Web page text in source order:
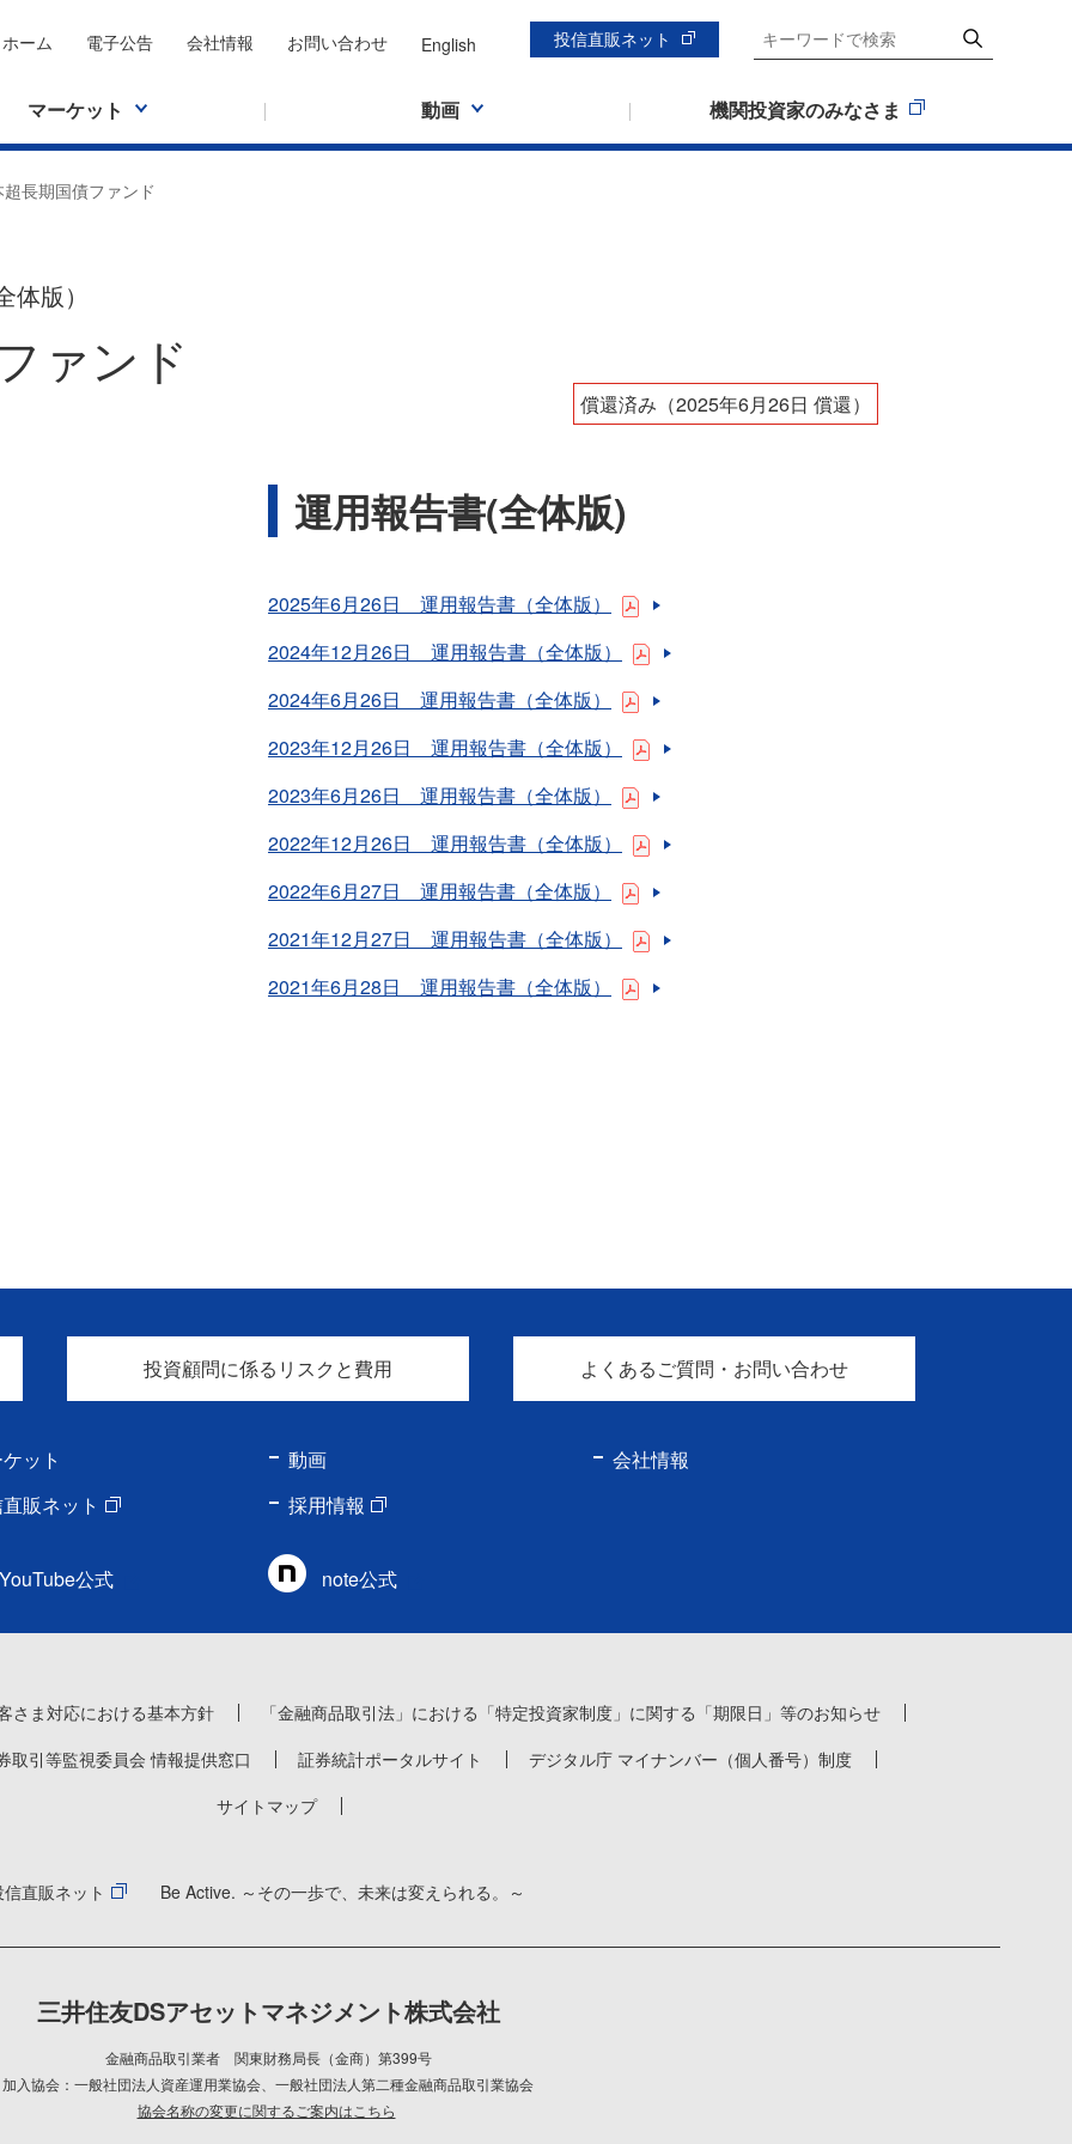
ホーム 電子公告 会社情報 お問い合わせ English 投信直販ネット
マーケット 動画 機関投資家のみなさま
超長期国債ファンド
版）
ァンド
償還済み（2025年6月26日 償還）
運用報告書(全体版)
2025年6月26日 運用報告書（全体版）
2024年12月26日 運用報告書（全体版）
2024年6月26日 運用報告書（全体版）
2023年12月26日 運用報告書（全体版）
2023年6月26日 運用報告書（全体版）
2022年12月26日 運用報告書（全体版）
2022年6月27日 運用報告書（全体版）
2021年12月27日 運用報告書（全体版）
2021年6月28日 運用報告書（全体版）
投資顧問に係るリスクと費用 よくあるご質問・お問い合わせ
ット 動画
会社情報
販ネット 採用情報
YouTube公式 note公式
さま対応における基本方針
「金融商品取引法」における「特定投資家制度」に関する「期限日」等のお知らせ
取引等監視委員会 情報提供窓口 証券統計ポータルサイト
デジタル庁 マイナンバー（個人番号）制度
サイトマップ
信直販ネット Be Active. ～その一歩で、未来は変えられる。～
三井住友DSアセットマネジメント株式会社
金融商品取引業者 関東財務局長（金商）第399号
加入協会：一般社団法人資産運用業協会
一般社団法人第二種金融商品取引業協会
協会名称の変更に関するご案内はこちら